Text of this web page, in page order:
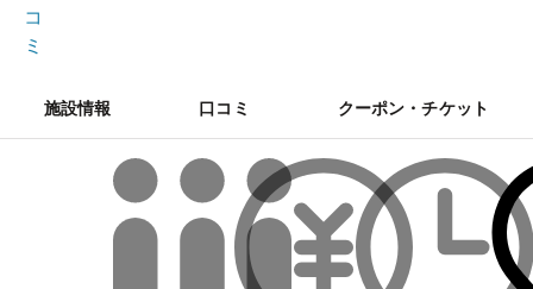
コ
ミ
施設情報 口コミ クーポン・チケット